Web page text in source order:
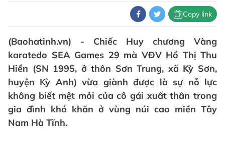
Copy link
(Baohatinh.vn) - Chiếc Huy chương Vàng
karatedo SEA Games 29 mà VĐV Hồ Thị Thu
Hiền (SN 1995, ở thôn Sơn Trung, xã Kỳ Sơn,
huyện Kỳ Anh) vừa giành được là sự nỗ lực
không biết mệt mỏi của cô gái xuất thân trong
gia đình khó khăn ở vùng núi cao miền Tây
Nam Hà Tĩnh.